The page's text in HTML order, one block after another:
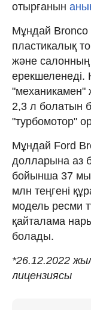
отырғанын
Мұндай Bronco
пластикалық
және
ерекшеленеді.
"механикамен"
2,3 л болатын
"турбомотор"
Мұндай Ford
долларына аз
бойынша 37
млн теңгені
модель ресми
қайталама
болады.
*26.12.2022
лицензиясы